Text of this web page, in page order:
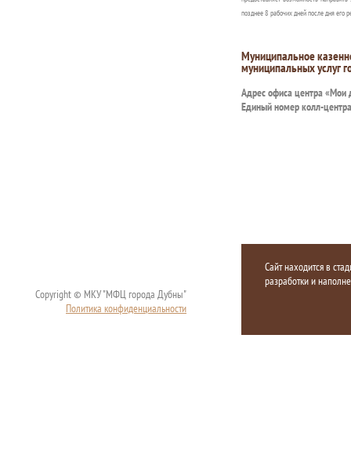
позднее 8 рабочих дней после дня его
Муниципальное
муниципальных услуг
Адрес офиса центра «Мои
Единый номер колл-
Copyright © МКУ "МФЦ города Дубны"
Политика конфиденциальности
Сайт находится в
разработки и